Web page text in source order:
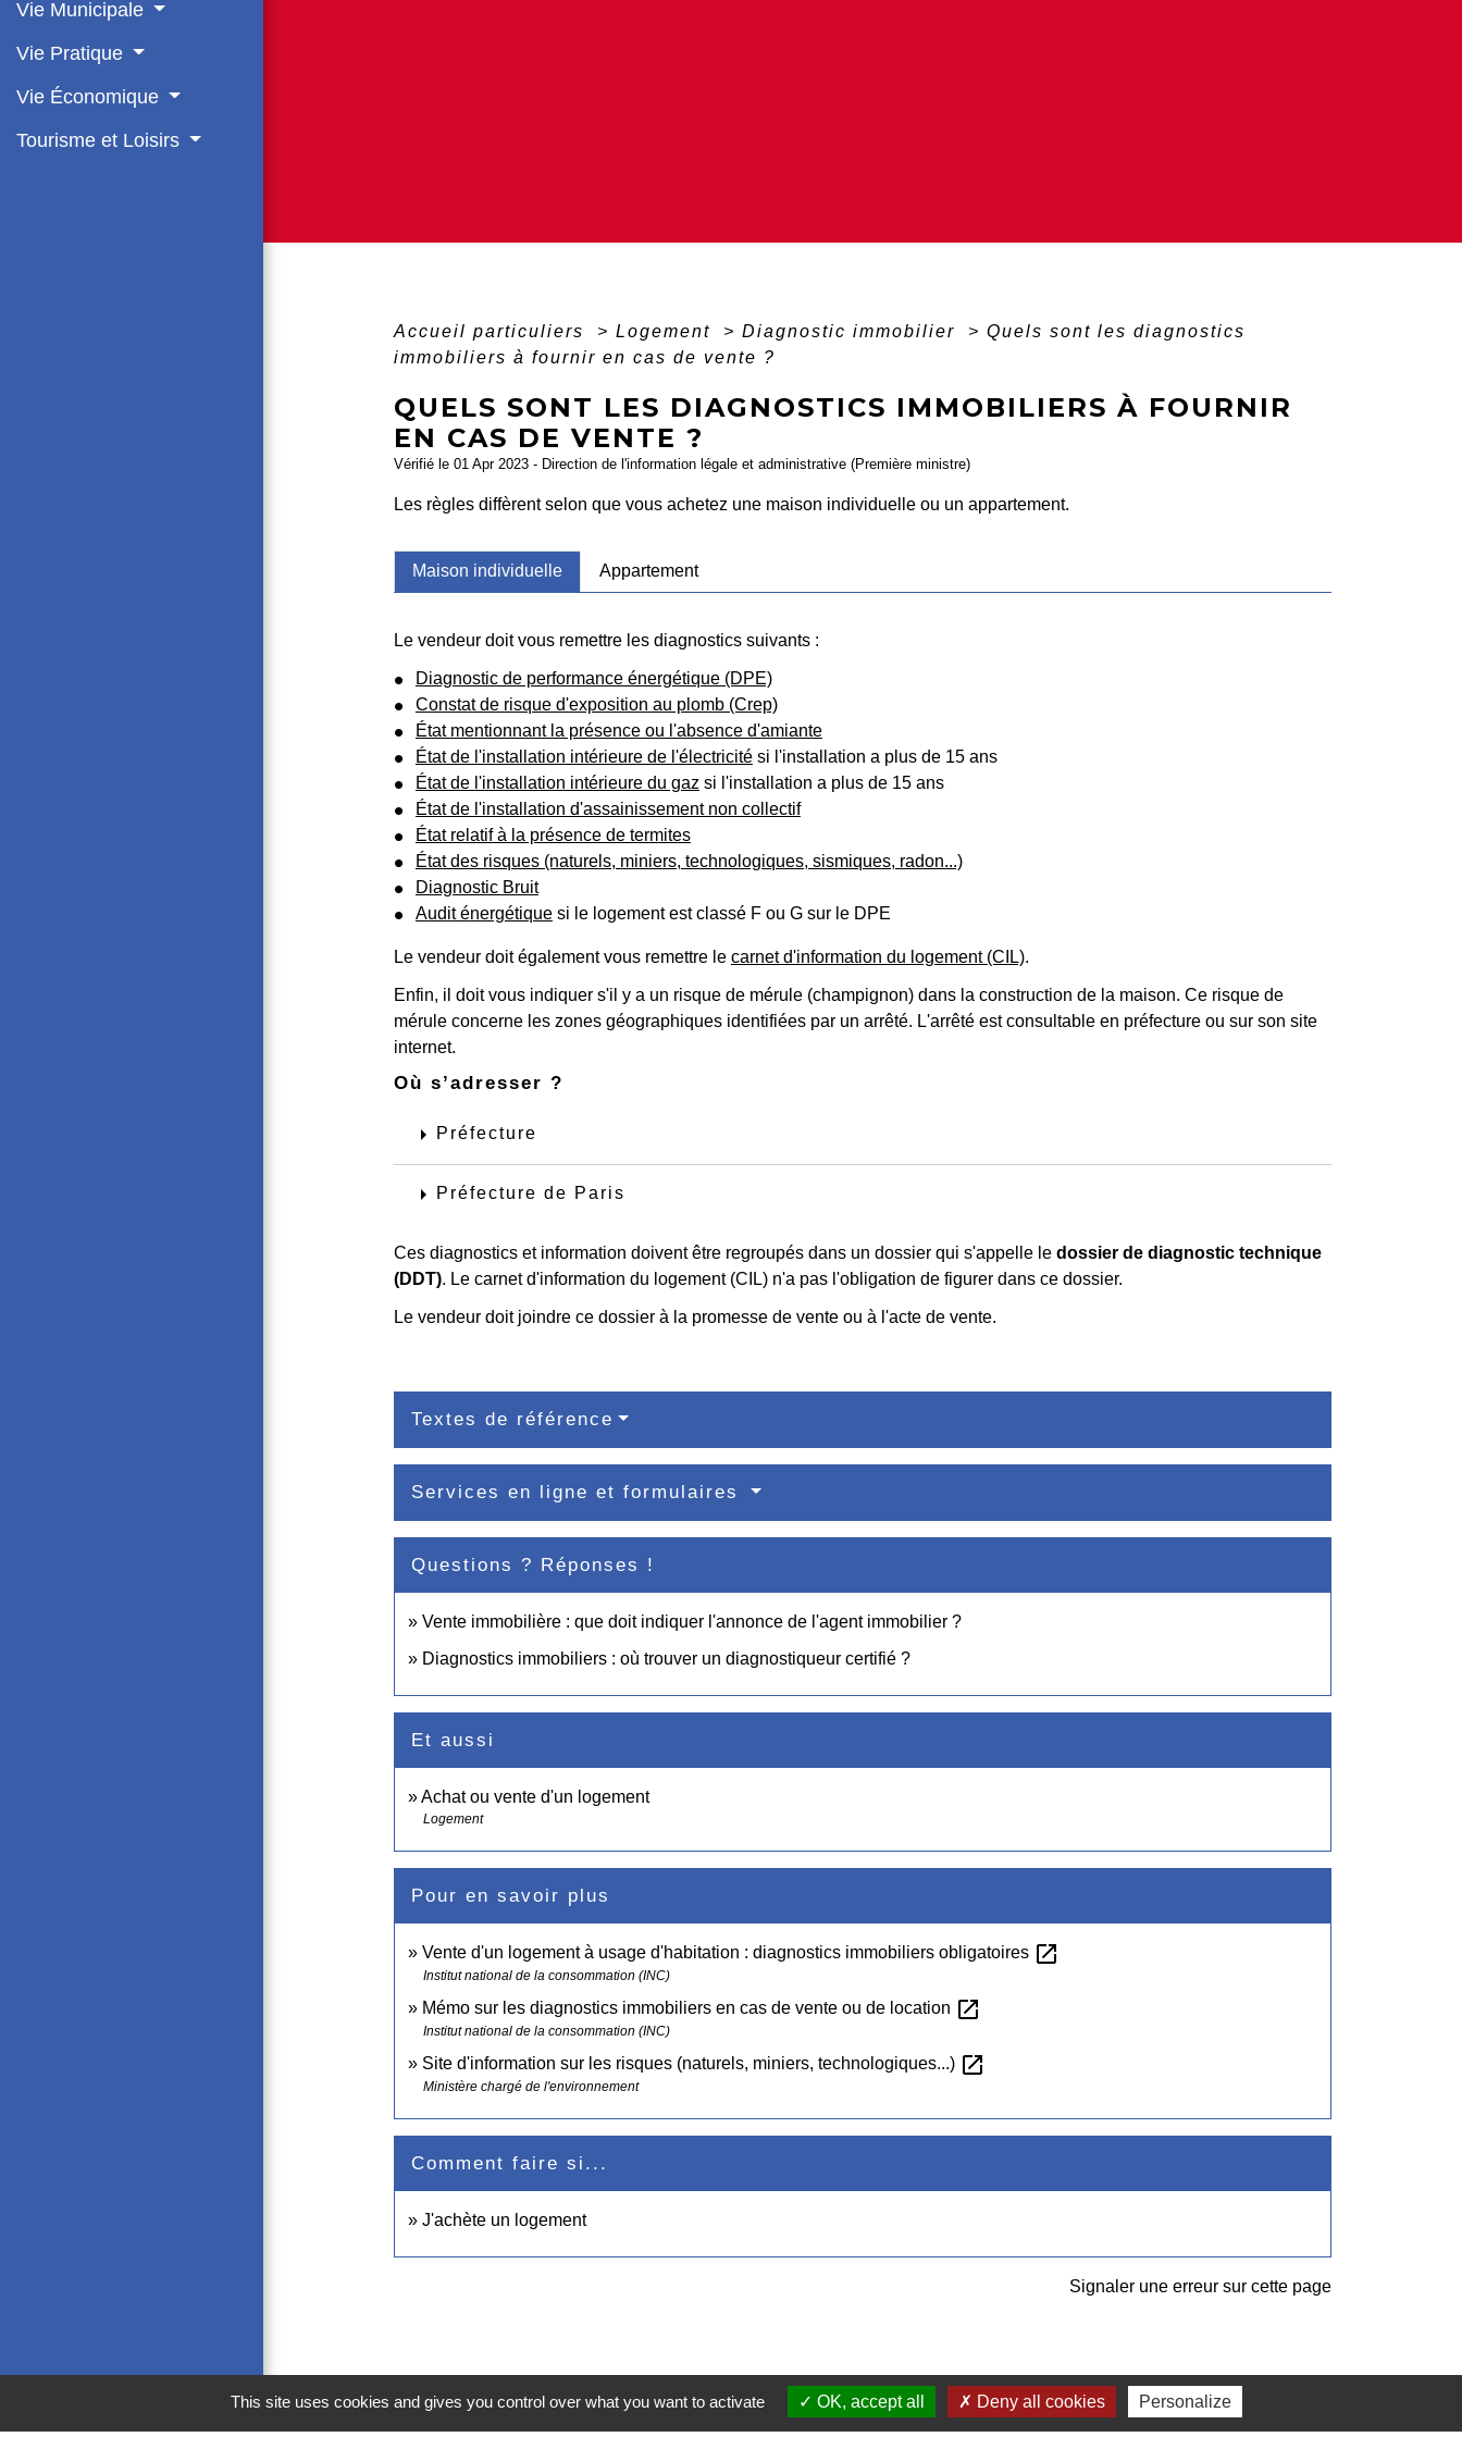
Vie Municipale
Vie Pratique
Vie Économique
Tourisme et Loisirs
Accueil particuliers > Logement > Diagnostic immobilier > Quels sont les diagnostics
immobiliers à fournir en cas de vente ?
QUELS SONT LES DIAGNOSTICS IMMOBILIERS À FOURNIR
EN CAS DE VENTE ?
Vérifié le 01 Apr 2023 - Direction de l'information légale et administrative (Première ministre)
Les règles diffèrent selon que vous achetez une maison individuelle ou un appartement.
Maison individuelle Appartement
Le vendeur doit vous remettre les diagnostics suivants :
Diagnostic de performance énergétique (DPE)
Constat de risque d'exposition au plomb (Crep)
État mentionnant la présence ou l'absence d'amiante
État de l'installation intérieure de l'électricitési l'installation a plus de 15 ans
État de l'installation intérieure du gaz si l'installation a plus de 15 ans
État de l'installation d'assainissement non collectif
État relatif à la présence de termites
État des risques (naturels, miniers, technologiques, sismiques, radon...)
Diagnostic Bruit
Audit énergétiquesi le logement est classé F ou G sur le DPE
Le vendeur doit également vous remettre le carnet d'information du logement (CIL).
Enfin, il doit vous indiquer s'il y a un risque de mérule (champignon) dans la construction de la maison. Ce risque de
mérule concerne les zones géographiques identifiées par un arrêté. L'arrêté est consultable en préfecture ou sur son site
internet.
Où s’adresser ?
arrow_right Préfecture
arrow_right Préfecture de Paris
Ces diagnostics et information doivent être regroupés dans un dossier qui s'appelle le dossier de diagnostic technique
(DDT). Le carnet d'information du logement (CIL) n'a pas l'obligation de figurer dans ce dossier.
Le vendeur doit joindre ce dossier à la promesse de vente ou à l'acte de vente.
Textes de référence
Services en ligne et formulaires
Questions ? Réponses !
Vente immobilière : que doit indiquer l'annonce de l'agent immobilier ?
Diagnostics immobiliers : où trouver un diagnostiqueur certifié ?
Et aussi
Achat ou vente d'un logement
Logement
Pour en savoir plus
Vente d'un logement à usage d'habitation : diagnostics immobiliers obligatoires open_in_new
Institut national de la consommation (INC)
Mémo sur les diagnostics immobiliers en cas de vente ou de location open_in_new
Institut national de la consommation (INC)
Site d'information sur les risques (naturels, miniers, technologiques...) open_in_new
Ministère chargé de l'environnement
Comment faire si...
J'achète un logement
Signaler une erreur sur cette page
This site uses cookies and gives you control over what you want to activate OK, accept all Deny all cookies Personalize